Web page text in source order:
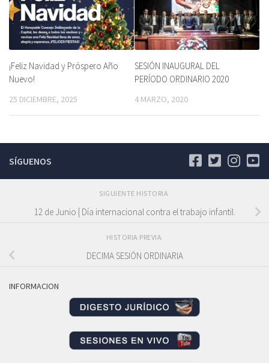
¡Feliz Navidad y Próspero Año
Nuevo!
25 DICIEMBRE, 2025
SESIÓN INAUGURAL DEL
PERÍODO ORDINARIO 2020
4 MARZO, 2020
SÍGUENOS
SIGUIENTE HISTORIA
12 de Junio | Día internacional contra el trabajo infantil.
HISTORIA PREVIA
DECIMA SESIÓN ORDINARIA
INFORMACION